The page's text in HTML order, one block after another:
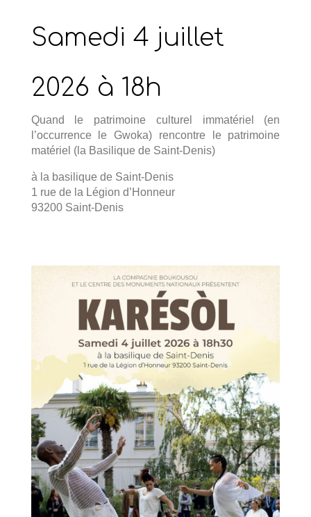
Samedi 4 juillet
2026 à 18h
Quand le patrimoine culturel immatériel (en
l’occurrence le Gwoka) rencontre le patrimoine
matériel (la Basilique de Saint-Denis)
à la basilique de Saint-Denis
1 rue de la Légion d’Honneur
93200 Saint-Denis